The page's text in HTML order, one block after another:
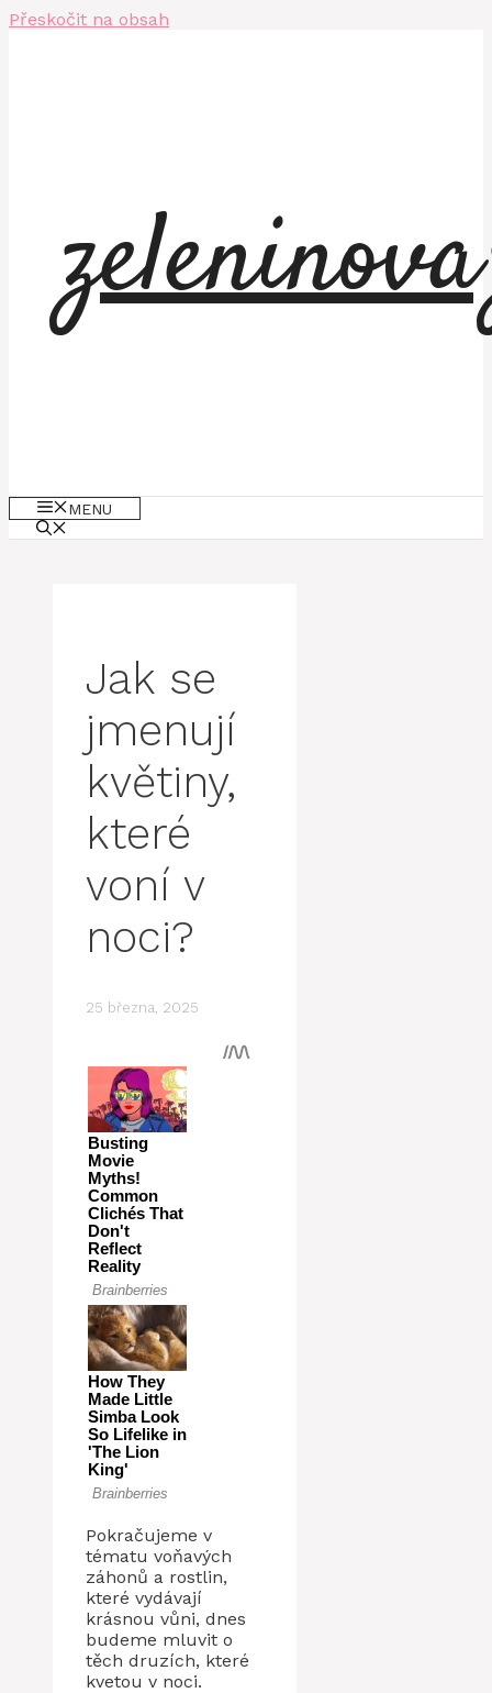
Přeskočit na obsah
MENU
Jak se
jmenují
květiny,
které
voní v
noci?
25 března, 2025
Pokračujeme v
tématu voňavých
záhonů a rostlin,
které vydávají
krásnou vůni, dnes
budeme mluvit o
těch druzích, které
kvetou v noci.